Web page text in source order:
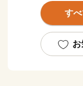
原風景が広がってい
豊かな自然あふれ
す